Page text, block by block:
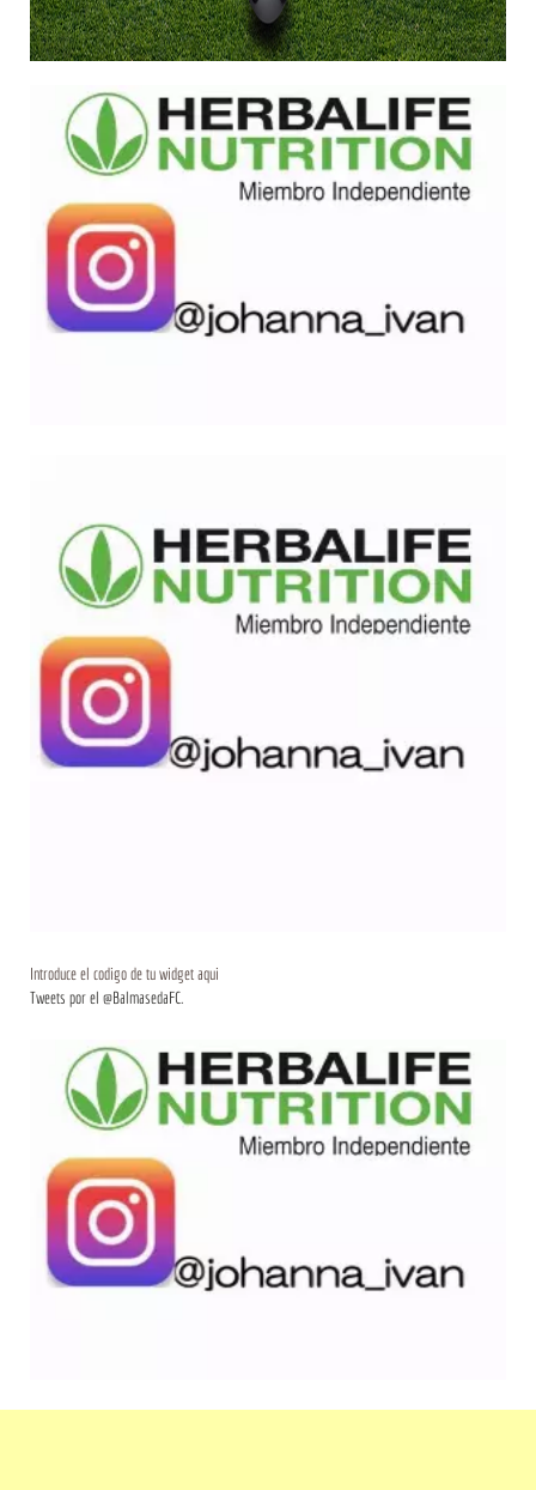
Introduce el codigo de tu widget aqui
Tweets por el @BalmasedaFC.